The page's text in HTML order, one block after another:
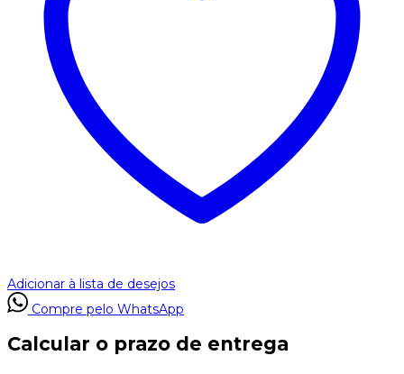
Adicionar à lista de desejos
Compre pelo WhatsApp
Calcular o prazo de entrega